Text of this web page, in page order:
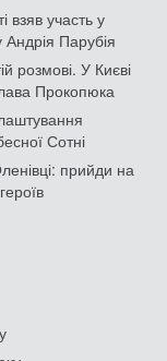
взяв участь у
Парубія
розмові. У Києві
Прокопюка
Сотні
прийди на